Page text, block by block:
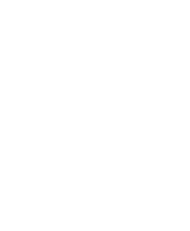
провинция Керман